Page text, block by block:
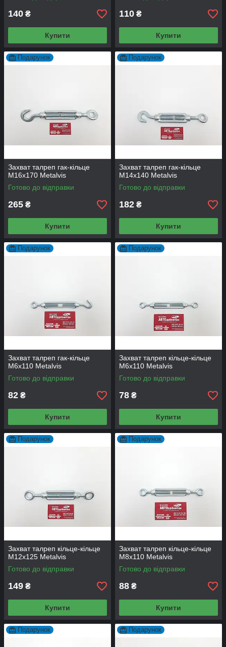
140 ₴
Купити
110 ₴
Купити
Подарунок
Захват талреп гак-кільце
М16х170 Metalvis
Готово до відправки
265 ₴
Купити
Подарунок
Захват талреп гак-кільце
М14х140 Metalvis
Готово до відправки
182 ₴
Купити
Подарунок
Захват талреп гак-кільце
М6х110 Metalvis
Готово до відправки
82 ₴
Купити
Подарунок
Захват талреп кільце-кільце
М6х110 Metalvis
Готово до відправки
78 ₴
Купити
Подарунок
Захват талреп кільце-кільце
М12х125 Metalvis
Готово до відправки
149 ₴
Купити
Подарунок
Захват талреп кільце-кільце
М8х110 Metalvis
Готово до відправки
88 ₴
Купити
Подарунок Подарунок